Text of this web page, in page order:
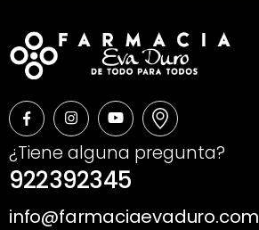
¿Tiene alguna pregunta?
922392345
info@farmaciaevaduro.com